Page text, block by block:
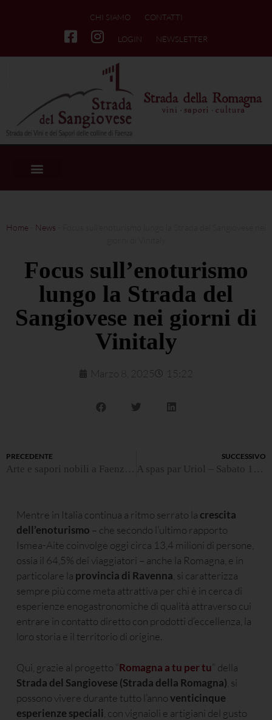
CHI SIAMO CONTATTI
LOGIN NEWSLETTER
Home News
Focus sull’enoturismo
lungo la Strada del
Sangiovese nei giorni di
Vinitaly
Marzo 8, 2025 15:22
PRECEDENTE
Arte e sapori nobili a Faenza – Sabato 5 aprile
SUCCESSIVO
A spas par Uriol – Sabato 12 aprile
Mentre in Italia continua a ritmo serrato la crescita
dell’enoturismo – che secondo l’ultimo rapporto
Ismea-Aite coinvolge oggi circa 13,4 milioni di persone,
ossia il 64,5% dei viaggiatori – anche la Romagna, e in
particolare la provincia di Ravenna , si caratterizza
sempre più come meta attrattiva per chi è in cerca di
esperienze enogastronomiche di qualità attraverso cui
entrare in contatto diretto con prodotti d’eccellenza, la
loro storia e il territorio di origine.
Qui, grazie al progetto “ Romagna a tu per tu ” della
Strada del Sangiovese (Strada della Romagna) , si
possono vivere durante tutto l’annoventicinque
esperienze speciali , con vignaioli e artigiani del gusto